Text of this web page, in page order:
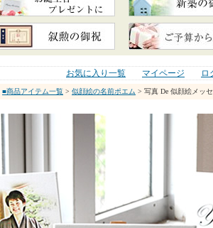
お気に入り一覧 マイページ ロ
■商品アイテム一覧 > 似顔絵の名前ポエム > 写真 De 似顔絵メッ